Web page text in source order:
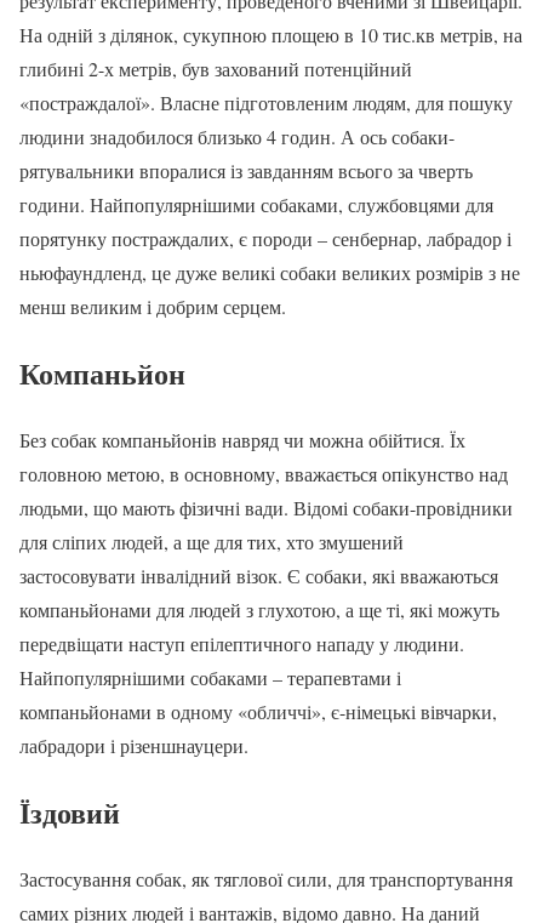
На одній з ділянок, сукупною площею в 10 тис.кв метрів, на
глибині 2-х метрів, був захований потенційний
«постраждалої». Власне підготовленим людям, для пошуку
людини знадобилося близько 4 годин. А ось собаки-
рятувальники впоралися із завданням всього за чверть
години. Найпопулярнішими собаками, службовцями для
порятунку постраждалих, є породи – сенбернар, лабрадор і
ньюфаундленд, це дуже великі собаки великих розмірів з не
менш великим і добрим серцем.
Компаньйон
Без собак компаньйонів навряд чи можна обійтися. Їх
головною метою, в основному, вважається опікунство над
людьми, що мають фізичні вади. Відомі собаки-провідники
для сліпих людей, а ще для тих, хто змушений
застосовувати інвалідний візок. Є собаки, які вважаються
компаньйонами для людей з глухотою, а ще ті, які можуть
передвіщати наступ епілептичного нападу у людини.
Найпопулярнішими собаками – терапевтами і
компаньйонами в одному «обличчі», є-німецькі вівчарки,
лабрадори і різеншнауцери.
Їздовий
Застосування собак, як тяглової сили, для транспортування
самих різних людей і вантажів, відомо давно. На даний